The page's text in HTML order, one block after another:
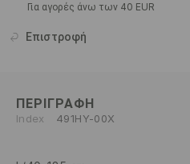
Για αγορές άνω των 40 EUR
Επιστροφή
ΠΕΡΙΓΡΑΦΉ
Index 491HY-00X